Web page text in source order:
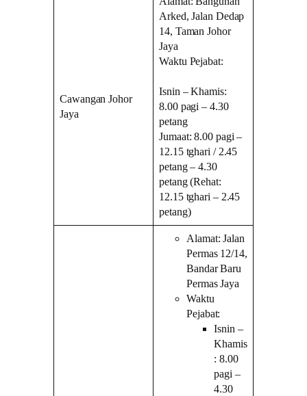
Cawangan Johor
Jaya
Arked, Jalan Dedap
14, Taman Johor
Jaya
Waktu Pejabat:
Isnin – Khamis:
8.00 pagi – 4.30
petang
Jumaat: 8.00 pagi –
12.15 tghari / 2.45
petang – 4.30
petang (Rehat:
12.15 tghari – 2.45
petang)
Alamat: Jalan
Permas 12/14,
Bandar Baru
Permas Jaya
Waktu
Pejabat:
Isnin –
Khamis
: 8.00
pagi –
4.30